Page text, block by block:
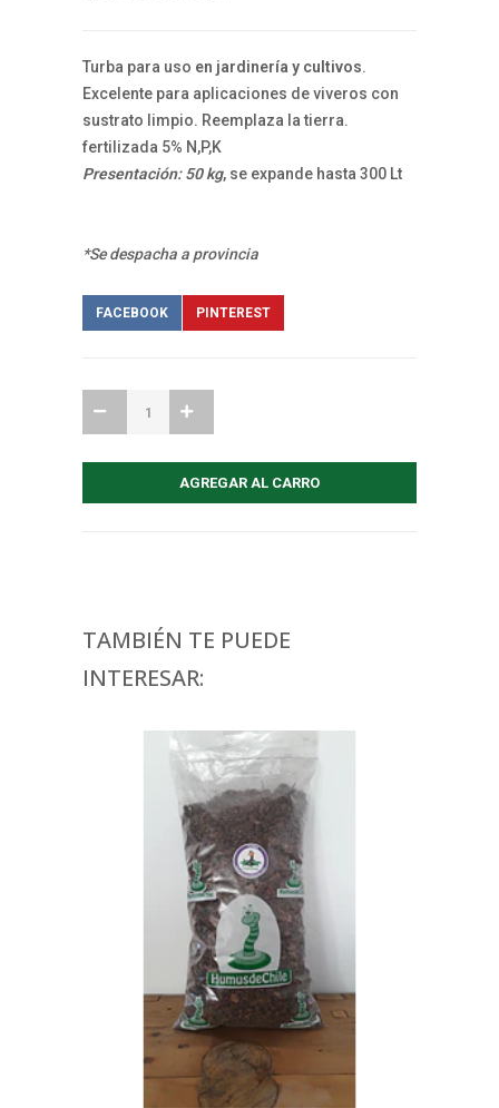
Turba para uso en jardinería y cultivos.
Excelente para aplicaciones de viveros con
sustrato limpio. Reemplaza la tierra.
fertilizada 5% N,P,K
Presentación: 50 kg, se expande hasta 300 Lt
*Se despacha a provincia
FACEBOOK PINTEREST
TAMBIÉN TE PUEDE
INTERESAR: